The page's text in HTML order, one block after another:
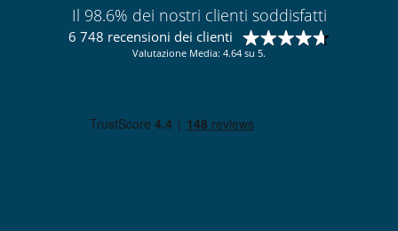
Il 98.6% dei nostri clienti soddisfatti
6 748 recensioni dei clienti
Valutazione Media: 4.64 su 5.